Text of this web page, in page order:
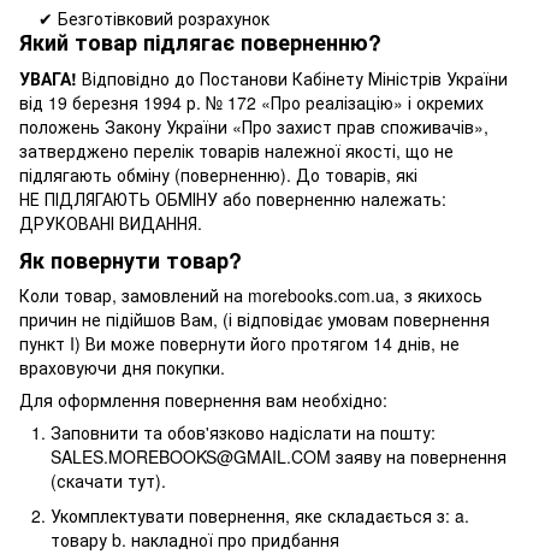
✔ Безготівковий розрахунок
Який товар підлягає поверненню?
УВАГА! Відповідно до Постанови Кабінету Міністрів України
від 19 березня 1994 р. № 172 «Про реалізацію» і окремих
положень Закону України «Про захист прав споживачів»,
затверджено перелік товарів належної якості, що не
підлягають обміну (поверненню). До товарів, які
НЕ ПІДЛЯГАЮТЬ ОБМІНУ або поверненню належать:
ДРУКОВАНІ ВИДАННЯ.
Як повернути товар?
Коли товар, замовлений на morebooks.com.ua, з якихось
причин не підійшов Вам, (і відповідає умовам повернення
пункт I) Ви може повернути його протягом 14 днів, не
враховуючи дня покупки.
Для оформлення повернення вам необхідно:
Заповнити та обов'язково надіслати на пошту:
SALES.MOREBOOKS@GMAIL.COM заяву на повернення
(скачати тут).
Укомплектувати повернення, яке складається з: a.
товару b. накладної про придбання